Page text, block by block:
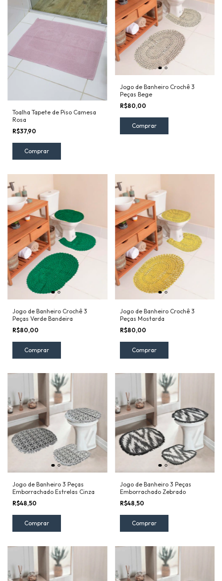
Toalha Tapete de Piso Camesa
Rosa
R$37,90
Jogo de Banheiro Crochê 3
Peças Bege
R$80,00
Jogo de Banheiro Crochê 3
Peças Verde Bandeira
R$80,00
Jogo de Banheiro Crochê 3
Peças Mostarda
R$80,00
Jogo de Banheiro 3 Peças
Emborrachado Estrelas Cinza
R$48,50
Jogo de Banheiro 3 Peças
Emborrachado Zebrado
R$48,50